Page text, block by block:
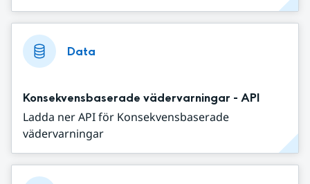
Data
Konsekvensbaserade vädervarningar - API
Ladda ner API för Konsekvensbaserade
vädervarningar